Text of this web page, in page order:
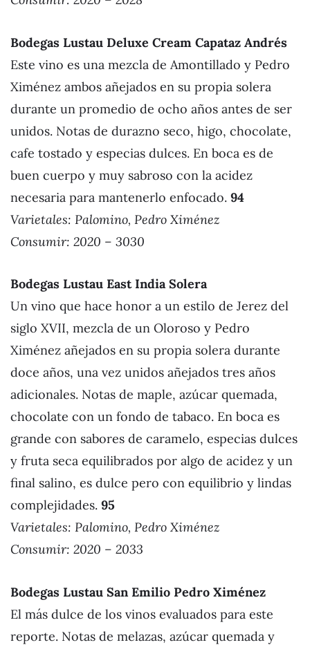
Bodegas Lustau Deluxe Cream Capataz Andrés
Este vino es una mezcla de Amontillado y Pedro
Ximénez ambos añejados en su propia solera
durante un promedio de ocho años antes de ser
unidos. Notas de durazno seco, higo, chocolate,
cafe tostado y especias dulces. En boca es de
buen cuerpo y muy sabroso con la acidez
necesaria para mantenerlo enfocado. 94
Varietales: Palomino, Pedro Ximénez
Consumir: 2020 – 3030
Bodegas Lustau East India Solera
Un vino que hace honor a un estilo de Jerez del
siglo XVII, mezcla de un Oloroso y Pedro
Ximénez añejados en su propia solera durante
doce años, una vez unidos añejados tres años
adicionales. Notas de maple, azúcar quemada,
chocolate con un fondo de tabaco. En boca es
grande con sabores de caramelo, especias dulces
y fruta seca equilibrados por algo de acidez y un
final salino, es dulce pero con equilibrio y lindas
complejidades. 95
Varietales: Palomino, Pedro Ximénez
Consumir: 2020 – 2033
Bodegas Lustau San Emilio Pedro Ximénez
El más dulce de los vinos evaluados para este
reporte. Notas de melazas, azúcar quemada y